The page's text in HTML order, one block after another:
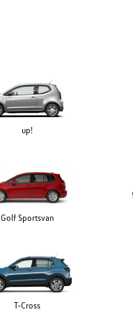
up!
Golf Sportsvan
T-Cross